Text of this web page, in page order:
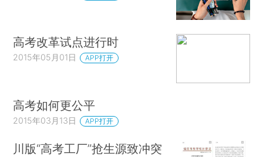
高考改革试点进行时
2015年05月01日 APP打开
高考如何更公平
2015年03月13日 APP打开
川版“高考工厂”抢生源致冲突